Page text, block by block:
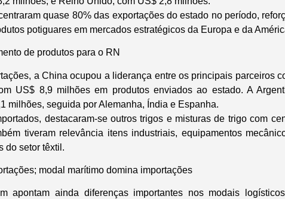
quase 80% das exportações do estado no período,
potiguares em mercados estratégicos da Europa e da
de produtos para o RN
a China ocupou a liderança entre os principais parceiros
US$ 8,9 milhões em produtos enviados ao estado. A
milhões, seguida por Alemanha, Índia e Espanha.
destacaram-se outros trigos e misturas de trigo com
tiveram relevância itens industriais, equipamentos
do setor têxtil.
modal marítimo domina importações
apontam ainda diferenças importantes nos modais